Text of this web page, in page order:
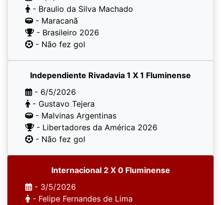
- Braulio da Silva Machado
- Maracanã
- Brasileiro 2026
- Não fez gol
Independiente Rivadavia 1 X 1 Fluminense
- 6/5/2026
- Gustavo Tejera
- Malvinas Argentinas
- Libertadores da América 2026
- Não fez gol
Internacional 2 X 0 Fluminense
- 3/5/2026
- Felipe Fernandes de Lima